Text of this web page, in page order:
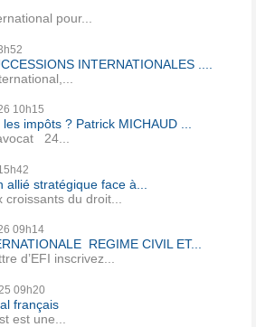
pour...
INTERNATIONALES ....
10h15
impôts ? Patrick MICHAUD ...
24...
stratégique face à...
du droit...
09h14
REGIME CIVIL ET...
d’EFI inscrivez...
09h20
français
est une...